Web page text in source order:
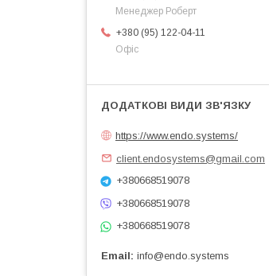
Менеджер Роберт
+380 (95) 122-04-11
Офіс
https://www.endo.systems/
client.endosystems@gmail.com
+380668519078
+380668519078
+380668519078
Email info@endo.systems